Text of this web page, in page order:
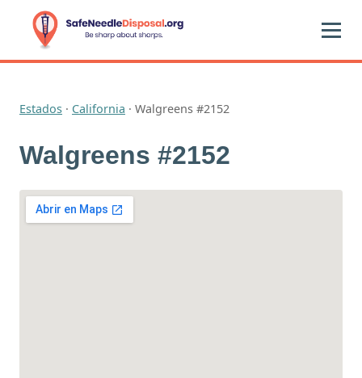
Estados · California · Walgreens #2152
Walgreens #2152